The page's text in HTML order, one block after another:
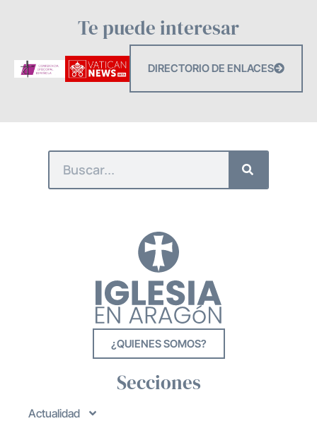
Te puede interesar
DIRECTORIO DE ENLACES
¿QUIENES SOMOS?
Secciones
Actualidad